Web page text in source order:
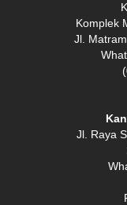
Komplek
Jl.
Jl. Raya